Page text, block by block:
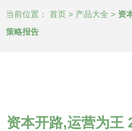
当前位置： 首页 > 产品大全 > 资
策略报告
资本开路,运营为王